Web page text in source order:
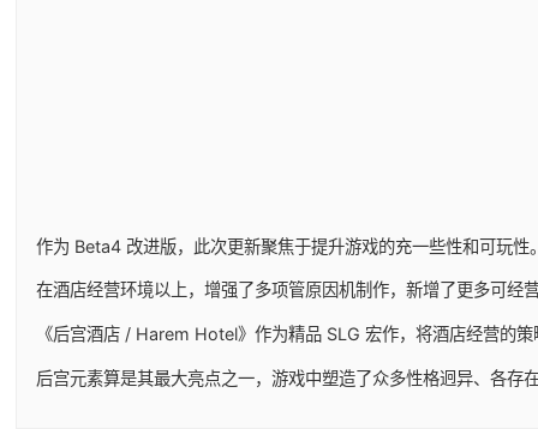
作为 Beta4 改进版，此次更新聚焦于提升游戏的充一些性和可玩
在酒店经营环境以上，增强了多项管原因机制作，新增了更多可
《后宫酒店 / Harem Hotel》作为精品 SLG 宏作，将酒店经营的
后宫元素算是其最大亮点之一，游戏中塑造了众多性格迥异、各